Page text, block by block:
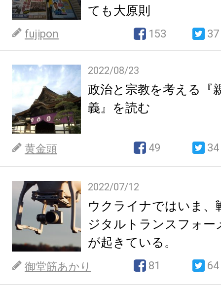
ても大原則
fujipon 153 37
2022/08/23
政治と宗教を考える『
義』を読む
黄金頭 49 34
2022/07/12
ウクライナではいま、
ジタルトランスフォー
が起きている。
御堂筋あかり 81 64